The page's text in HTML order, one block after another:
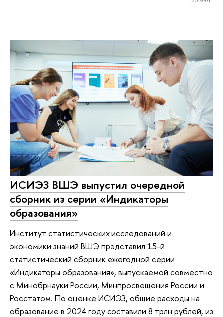
ИСИЭЗ ВШЭ выпустил очередной
сборник из серии «Индикаторы
образования»
Институт статистических исследований и
экономики знаний ВШЭ представил 15-й
статистический сборник ежегодной серии
«Индикаторы образования», выпускаемой совместно
с Минобрнауки России, Минпросвещения России и
Росстатом. По оценке ИСИЭЗ, общие расходы на
образование в 2024 году составили 8 трлн рублей, из